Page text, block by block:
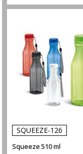
SQUEEZE-126
Squeeze 510 ml